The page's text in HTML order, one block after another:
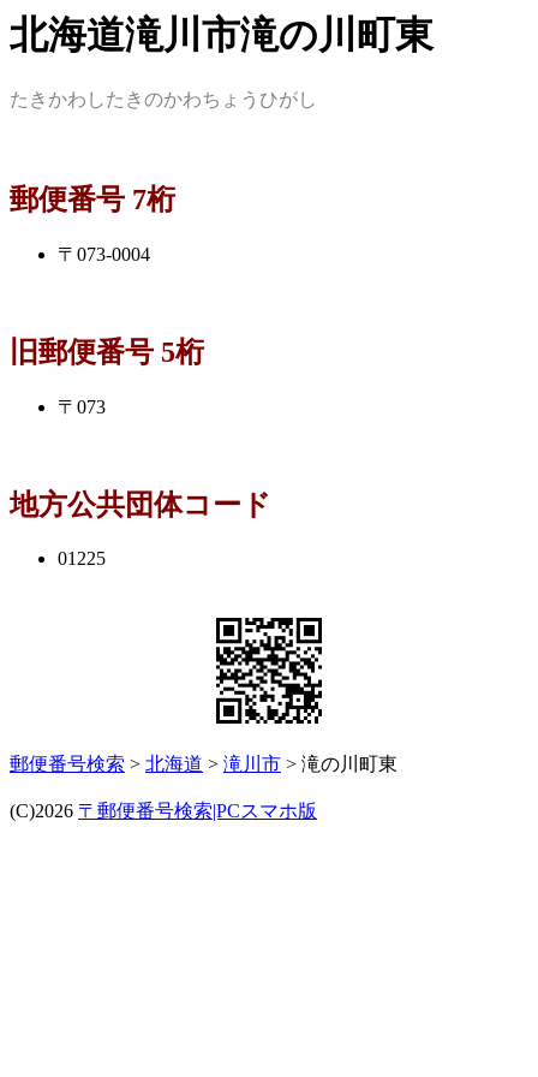
北海道滝川市滝の川町東
たきかわしたきのかわちょうひがし
郵便番号 7桁
〒073-0004
旧郵便番号 5桁
〒073
地方公共団体コード
01225
郵便番号検索 > 北海道 > 滝川市 > 滝の川町東
(C)2026 〒郵便番号検索|PCスマホ版